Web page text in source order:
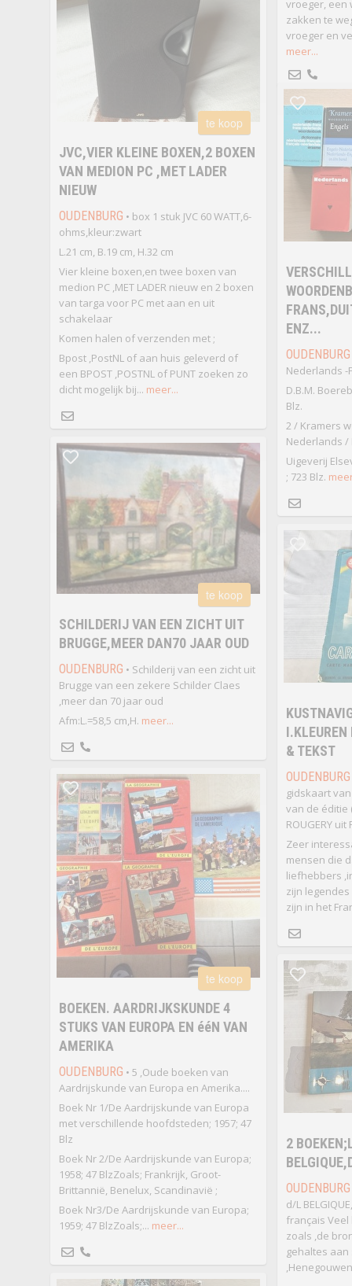
vroeger, een
zakken te
vroeger en
meer...
te koop
JVC,VIER KLEINE BOXEN,2 BOXEN
VAN MEDION PC ,MET LADER
NIEUW
OUDENBURG • box 1 stuk JVC 60 WATT,6-
ohms,kleur:zwart
L.21 cm, B.19 cm, H.32 cm
Vier kleine boxen,en twee boxen van
medion PC ,MET LADER nieuw en 2 boxen
van targa voor PC met aan en uit
schakelaar
Komen halen of verzenden met ;
Bpost ,PostNL of aan huis geleverd of
een BPOST ,POSTNL of PUNT zoeken zo
dicht mogelijk bij... meer...
ENZ...
OUDENBURG
Nederlands -
D.B.M.
Blz.
2 / Kramers
Nederlands /
Uigeverij
; 723 Blz.
te koop
SCHILDERIJ VAN EEN ZICHT UIT
BRUGGE,MEER DAN70 JAAR OUD
OUDENBURG • Schilderij van een zicht uit
Brugge van een zekere Schilder Claes
,meer dan 70 jaar oud
Afm:L.=58,5 cm,H. meer...
I.KLEUREN
& TEKST
OUDENBURG
gidskaart
van de éditie
ROUGERY uit
Zeer
mensen die
liefhebbers
zijn
zijn in het
te koop
BOEKEN. AARDRIJKSKUNDE 4
STUKS VAN EUROPA EN ééN VAN
AMERIKA
OUDENBURG • 5 ,Oude boeken van
Aardrijskunde van Europa en Amerika....
Boek Nr 1/De Aardrijskunde van Europa
met verschillende hoofdsteden; 1957; 47
Blz
Boek Nr 2/De Aardrijskunde van Europa;
1958; 47 BlzZoals; Frankrijk, Groot-
Brittannië, Benelux, Scandinavië ;
Boek Nr3/De Aardrijskunde van Europa;
1959; 47 BlzZoals;... meer...
2
OUDENBURG
d/L
français
zoals ,de
gehaltes